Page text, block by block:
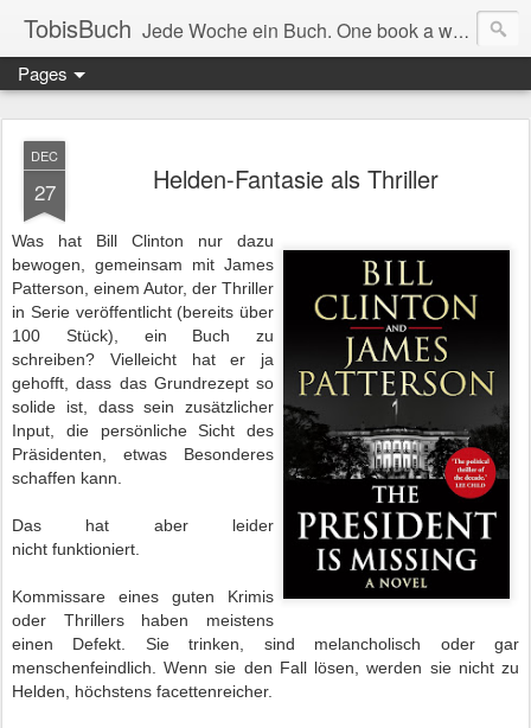
TobisBuch Jede Woche ein Buch. One book a week.
Pages
DEC
27 Helden-Fantasie als Thriller
Was hat Bill Clinton nur dazu
bewogen, gemeinsam mit James
Patterson, einem Autor, der Thriller
in Serie veröffentlicht (bereits über
100 Stück), ein Buch zu
schreiben? Vielleicht hat er ja
gehofft, dass das Grundrezept so
solide ist, dass sein zusätzlicher
Input, die persönliche Sicht des
Präsidenten, etwas Besonderes
schaffen kann.
Das hat aber leider
nicht funktioniert.
Kommissare eines guten Krimis
oder Thrillers haben meistens
einen Defekt. Sie trinken, sind melancholisch oder gar
menschenfeindlich. Wenn sie den Fall lösen, werden sie nicht zu
Helden, höchstens facettenreicher.